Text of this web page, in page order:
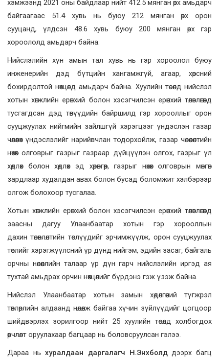
хэмжээнд 2021 оны байдлаар нийт 412.5 мянган өрх амьдарч
байгаагаас 51.4 хувь нь буюу 212 мянган өрх орон
сууцанд, үлдсэн 48.6 хувь буюу 200 мянган өрх гэр
хороололд амьдарч байна.
Нийслэлийн хүн амын тал хувь нь гэр хороолол буюу
инженерийн дэд бүтцийн хангамжгүй, агаар, хөрсний
бохирдолтой нөхцөлд амьдарч байна. Хуулийн төсөлд нийслэл
хотын хөгжлийн ерөнхий болон хэсэгчилсэн ерөнхий төлөвлөгөөнд
тусгагдсан дэд төвүүдийн байршилд гэр хорооллыг орон
сууцжуулах нийгмийн зайлшгүй хэрэгцээг үндэслэн газар
чөлөөлөх үндэслэлийг нарийвчлан тодорхойлж, газар чөлөөлөлтийн
нөхөх олговрыг газрыг газраар дүйцүүлэн олгох, газрыг үл
хөдлөх болон хөдлөх эд хөрөнгөөр, газрыг нөхөх олговрын мөнгөн
зардлаар худалдан авах болон бусад боломжит хэлбэрээр
олгож болохоор тусгалаа.
Хотын хөгжлийн ерөнхий болон хэсэгчилсэн ерөнхий төлөвлөгөөнд
заасны дагуу Улаанбаатар хотын гэр хорооллын
дахин төлөвлөлтийн төслүүдийг эрчимжүүлж, орон сууцжуулах
төслийг хэрэгжүүлсний үр дүнд нийгэм, эдийн засаг, байгаль
орчны нөлөөллийн талаар үр дүн гарч нийслэлийн иргэд ая
тухтай амьдрах орчин нөхцөлийг бүрдэнэ гэж үзэж байна.
Нийслэл Улаанбаатар хотын замын хөдөлгөөний түгжрэл
төвлөрлийн алдаанд нөлөөлж байгаа хүчин зүйлүүдийг цогцоор
шийдвэрлэх зорилгоор нийт 25 хуулийн төсөлд холбогдох
өөрчлөлт оруулахаар багцаар нь боловсруулсан гэлээ.
Дараа ньхуралдаан даргалагч Н.Энхболддээрх багц